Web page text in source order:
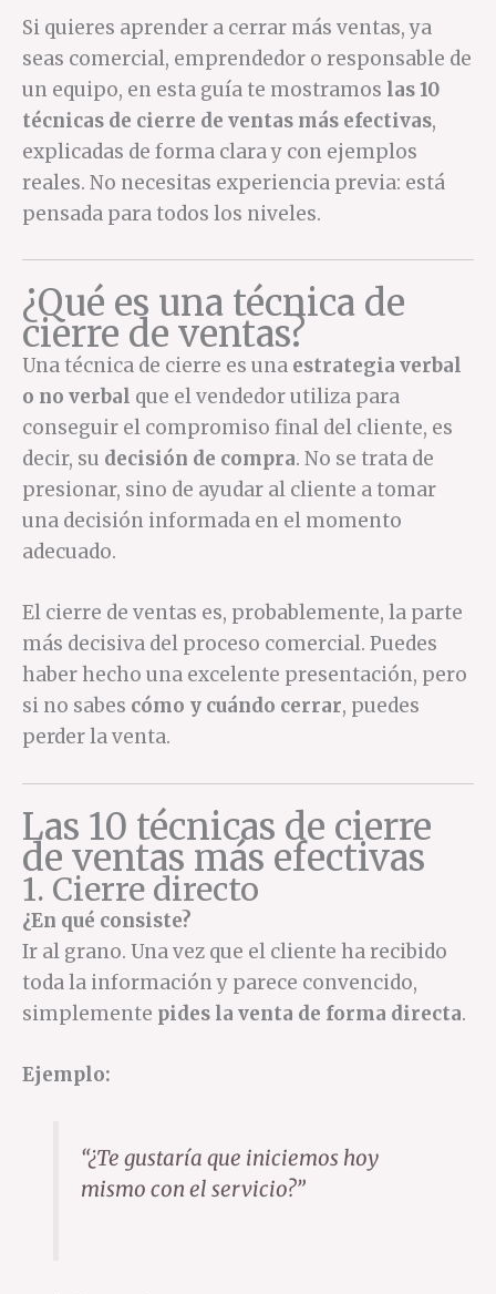
Si quieres aprender a cerrar más ventas, ya
seas comercial, emprendedor o responsable de
un equipo, en esta guía te mostramos las 10
técnicas de cierre de ventas más efectivas,
explicadas de forma clara y con ejemplos
reales. No necesitas experiencia previa: está
pensada para todos los niveles.
¿Qué es una técnica de
cierre de ventas?
Una técnica de cierre es una estrategia verbal
o no verbal que el vendedor utiliza para
conseguir el compromiso final del cliente, es
decir, su decisión de compra. No se trata de
presionar, sino de ayudar al cliente a tomar
una decisión informada en el momento
adecuado.
El cierre de ventas es, probablemente, la parte
más decisiva del proceso comercial. Puedes
haber hecho una excelente presentación, pero
si no sabes cómo y cuándo cerrar, puedes
perder la venta.
Las 10 técnicas de cierre
de ventas más efectivas
1. Cierre directo
¿En qué consiste?
Ir al grano. Una vez que el cliente ha recibido
toda la información y parece convencido,
simplemente pides la venta de forma directa.
Ejemplo:
“¿Te gustaría que iniciemos hoy
mismo con el servicio?”